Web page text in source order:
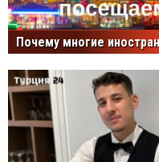
Почему многие